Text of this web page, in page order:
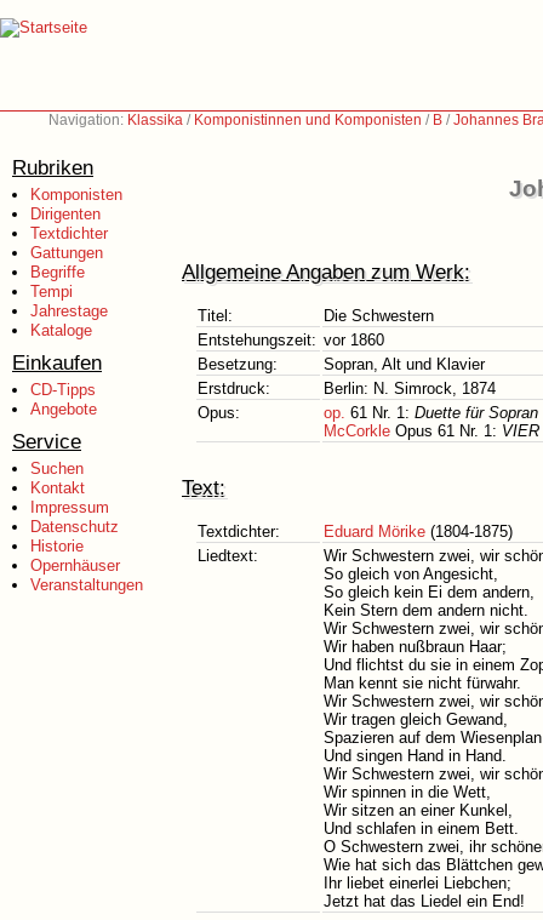
Navigation: Klassika / Komponistinnen und Komponisten / B /Johannes
Rubriken
Komponisten
Dirigenten
Textdichter
Gattungen
Begriffe
Tempi
Jahrestage
Kataloge
Einkaufen
CD-Tipps
Angebote
Service
Suchen
Kontakt
Impressum
Datenschutz
Historie
Opernhäuser
Veranstaltungen
Allgemeine Angaben zum Werk:
Titel:
Die Schwestern
Entstehungszeit: vor 1860
Besetzung:
Sopran, Alt und Klavier
Erstdruck:
Berlin: N. Simrock, 1874
Opus:
op. 61 Nr. 1: Duette für
McCorkle Opus 61 Nr. 1:
Text:
Textdichter: Eduard Mörike (1804-1875)
Liedtext:
Wir Schwestern zwei, wir
So gleich von Angesicht,
So gleich kein Ei dem andern,
Kein Stern dem andern nicht.
Wir Schwestern zwei, wir
Wir haben nußbraun Haar;
Und flichtst du sie in einem
Man kennt sie nicht fürwahr.
Wir Schwestern zwei, wir
Wir tragen gleich Gewand,
Spazieren auf dem Wiesenplan
Und singen Hand in Hand.
Wir Schwestern zwei, wir
Wir spinnen in die Wett,
Wir sitzen an einer Kunkel,
Und schlafen in einem Bett.
O Schwestern zwei, ihr
Wie hat sich das Blättchen
Ihr liebet einerlei Liebchen;
Jetzt hat das Liedel ein End!